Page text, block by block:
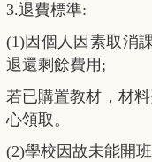
3.退費標準:
(1)因個人因素取消
退還剩餘費用;
若已購置教材，材
心領取。
(2)學校因故未能開